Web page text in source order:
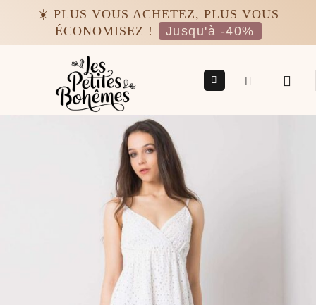
☀️ PLUS VOUS ACHETEZ, PLUS VOUS
ÉCONOMISEZ !
Jusqu'à -40%